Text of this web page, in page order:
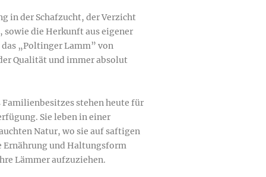
in der Schafzucht, der Verzicht
sowie die Herkunft aus eigener
„Poltinger Lamm” von
Qualität und immer absolut
stehen heute für
Sie leben in einer
Natur, wo sie auf saftigen
und Haltungsform
Lämmer aufzuziehen.